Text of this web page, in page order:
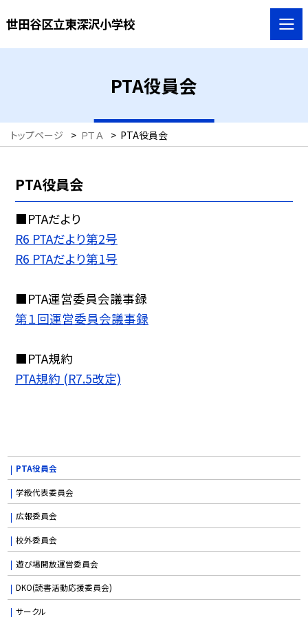
世田谷区立東深沢小学校
PTA役員会
トップページ > ＰＴＡ > PTA役員会
PTA役員会
■PTAだより
R6 PTAだより第2号
R6 PTAだより第1号
■PTA運営委員会議事録
第１回運営委員会議事録
■PTA規約
PTA規約 (R7.5改定)
PTA役員会
学級代表委員会
広報委員会
校外委員会
遊び場開放運営委員会
DKO(読書活動応援委員会)
サークル